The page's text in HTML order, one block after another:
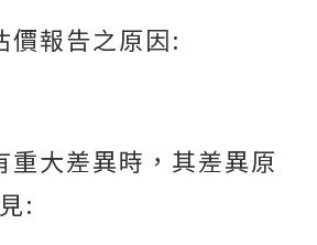
價報告之原因:
重大差異時，其差異原
: